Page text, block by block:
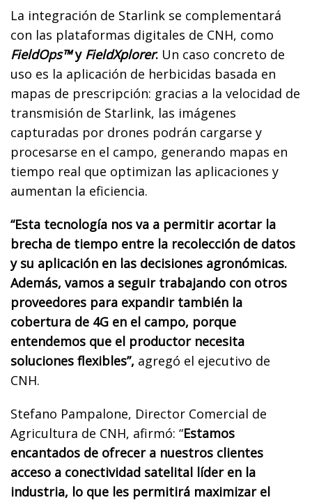
La integración de Starlink se complementará
con las plataformas digitales de CNH, como
FieldOps™y FieldXplorer. Un caso concreto de
uso es la aplicación de herbicidas basada en
mapas de prescripción: gracias a la velocidad de
transmisión de Starlink, las imágenes
capturadas por drones podrán cargarse y
procesarse en el campo, generando mapas en
tiempo real que optimizan las aplicaciones y
aumentan la eficiencia.
“Esta tecnología nos va a permitir acortar la
brecha de tiempo entre la recolección de datos
y su aplicación en las decisiones agronómicas.
Además, vamos a seguir trabajando con otros
proveedores para expandir también la
cobertura de 4G en el campo, porque
entendemos que el productor necesita
soluciones flexibles”, agregó el ejecutivo de
CNH.
Stefano Pampalone, Director Comercial de
Agricultura de CNH, afirmó: “Estamos
encantados de ofrecer a nuestros clientes
acceso a conectividad satelital líder en la
industria, lo que les permitirá maximizar el